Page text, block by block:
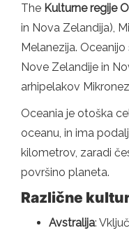
The Kulturne regije
in Nova Zelandija),
Melanezija.
Nove Zelandije in
arhipelakov
Oceania je otoška
oceanu, in ima
kilometrov, zaradi
površino planeta.
Različne
Avstralija: